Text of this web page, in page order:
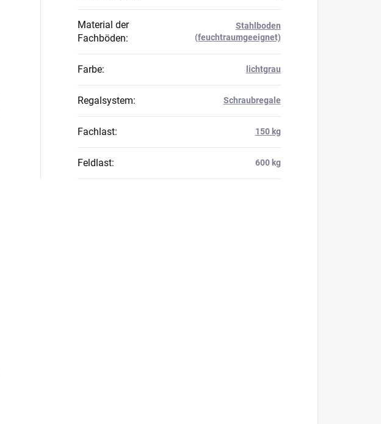
Material der
Fachböden:
Stahlboden
(feuchtraumgeeignet)
Farbe: lichtgrau
Regalsystem: Schraubregale
Fachlast: 150 kg
Feldlast: 600 kg